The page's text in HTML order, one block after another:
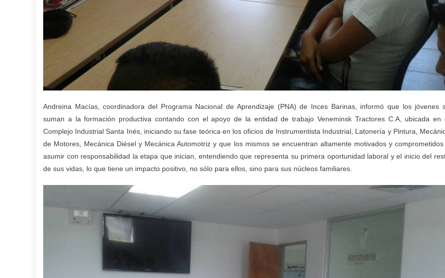
Andreina Macías, coordinadora del Programa Nacional de Aprendizaje (PNA) de Inces Barinas, informó que los jóvenes
suman a la formación productiva contando con el apoyo de la entidad de trabajo Veneminsk Tractores C.A, ubicada en
Complejo Industrial Santa Inés, iniciando su fase teórica en los oficios de Instrumentista Industrial, Latonería y Pintura,
de Motores, Mecánica Diésel y Mecánica Automotriz y que los mismos se encuentran altamente motivados y
asumir con responsabilidad la etapa que inician, entendiendo que representa su primera oportunidad laboral y el inicio del
de sus vidas, lo que tiene un impacto positivo, no sólo para ellos, sino para sus núcleos familiares.